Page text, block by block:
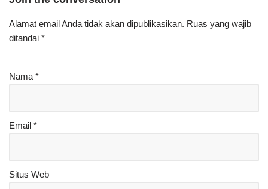
Alamat email Anda tidak akan dipublikasikan. Ruas yang wajib
ditandai *
Nama *
Email *
Situs Web